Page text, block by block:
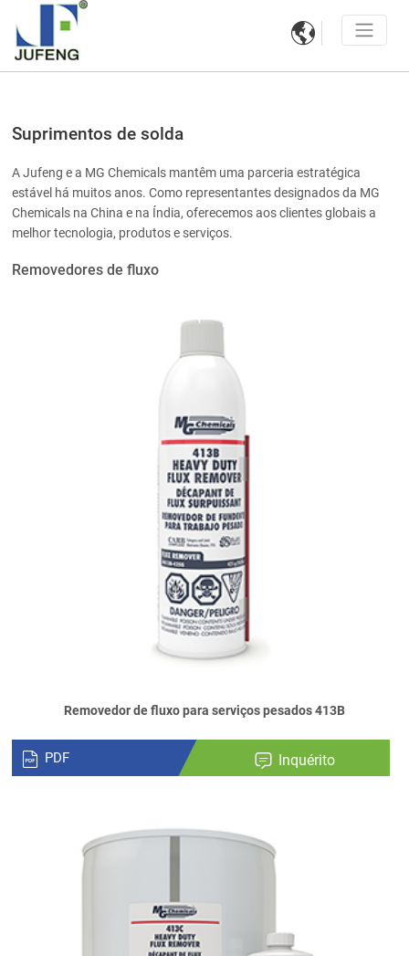

Suprimentos de solda
A Jufeng e a MG Chemicals mantêm uma parceria estratégica
estável há muitos anos. Como representantes designados da MG
Chemicals na China e na Índia, oferecemos aos clientes globais a
melhor tecnologia, produtos e serviços.
Removedores de fluxo
Removedor de fluxo para serviços pesados 413B
PDF Inquérito